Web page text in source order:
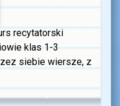
recytatorski
klas 1-3
siebie wiersze, z